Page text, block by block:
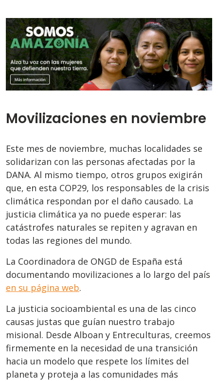
Movilizaciones en noviembre
Este mes de noviembre, muchas localidades se
solidarizan con las personas afectadas por la
DANA. Al mismo tiempo, otros grupos exigirán
que, en esta COP29, los responsables de la crisis
climática respondan por el daño causado. La
justicia climática ya no puede esperar: las
catástrofes naturales se repiten y agravan en
todas las regiones del mundo.
La Coordinadora de ONGD de España está
documentando movilizaciones a lo largo del país
en su página web.
La justicia socioambiental es una de las cinco
causas justas que guían nuestro trabajo
misional. Desde Alboan y Entreculturas, creemos
firmemente en la necesidad de una transición
hacia un modelo que respete los límites del
planeta y proteja a las comunidades más